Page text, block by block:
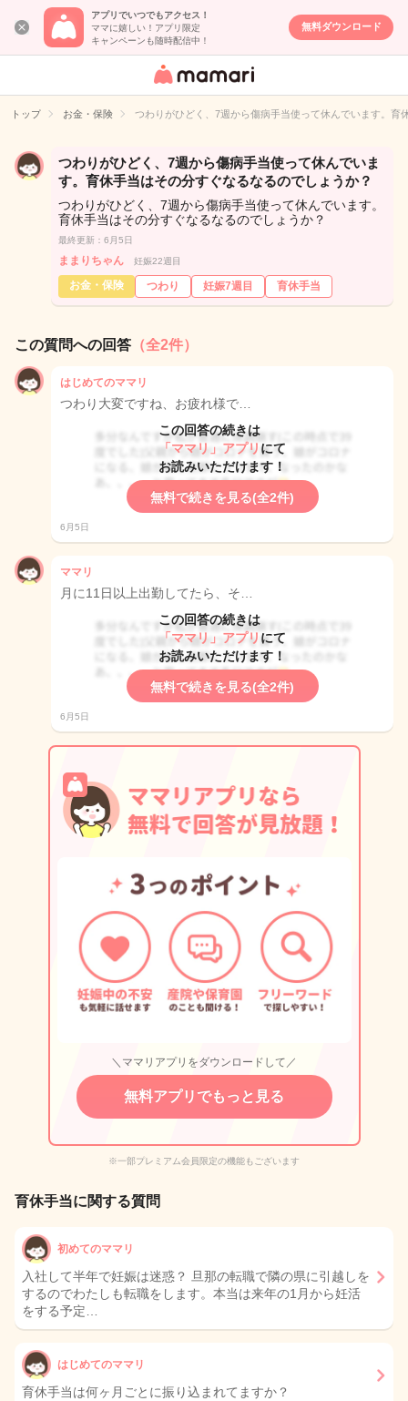
アプリでいつでもアクセス！
ママに嬉しい！アプリ限定
キャンペーンも随時配信中！
無料ダウンロード
女性専用匿名QA
イト
トップ お金・保険 つわりがひどく、7週から傷病手当使って休んでいます。育
つわりがひどく、7週から傷病手当使って休んでいま
す。育休手当はその分すぐなるなるのでしょうか？
つわりがひどく、7週から傷病手当使って休んでいます。
育休手当はその分すぐなるなるのでしょうか？
最終更新：6月5日
ままりちゃん 妊娠22週目
お金・保険 つわり 妊娠7週目 育休手当
この質問への回答 （全2件）
はじめてのママリ
つわり大変ですね、お疲れ様で…
この回答の続きは
「ママリ」アプリ にて
お読みいただけます！
無料で続きを見る(全2件)
6月5日
ママリ
月に11日以上出勤してたら、そ…
この回答の続きは
「ママリ」アプリ にて
お読みいただけます！
無料で続きを見る(全2件)
6月5日
＼ママリアプリをダウンロードして／
無料アプリでもっと見る
※一部プレミアム会員限定の機能もございます
育休手当に関する質問
初めてのママリ
入社して半年で妊娠は迷惑？ 旦那の転職で隣の県に引越しを
するのでわたしも転職をします。本当は来年の1月から妊活
をする予定…
はじめてのママリ
育休手当は何ヶ月ごとに振り込まれてますか？